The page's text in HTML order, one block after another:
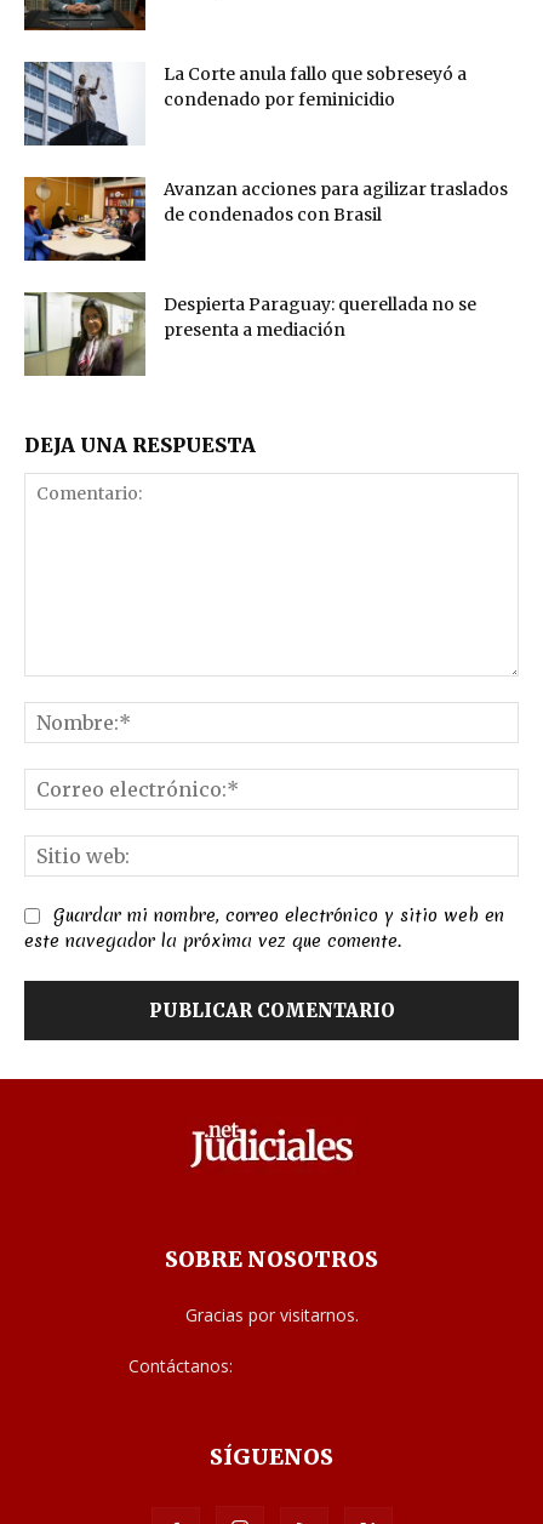
La Corte anula fallo que sobreseyó a
condenado por feminicidio
Avanzan acciones para agilizar traslados
de condenados con Brasil
Despierta Paraguay: querellada no se
presenta a mediación
DEJA UNA RESPUESTA
Guardar mi nombre, correo electrónico y sitio web en
este navegador la próxima vez que comente.
SOBRE NOSOTROS
Gracias por visitarnos.
Contáctanos:
SÍGUENOS